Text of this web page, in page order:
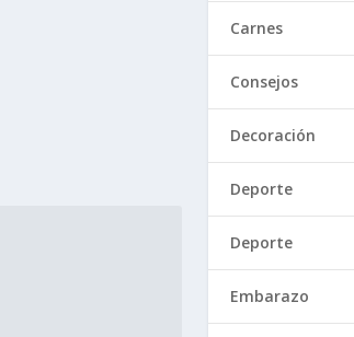
Carnes
Consejos
Decoración
Deporte
Deporte
Embarazo